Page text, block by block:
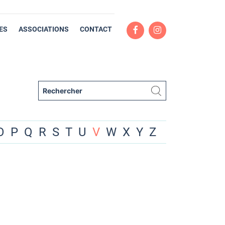
ASSOCIATIONS CONTACT
P Q R S T U V W X Y Z